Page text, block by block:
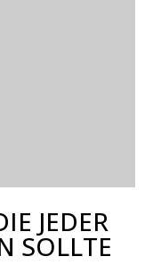
JEDER
SOLLTE